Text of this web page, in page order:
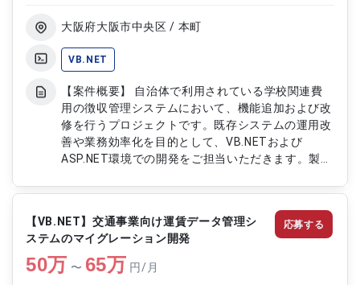
携確認および影響調査 ・不具合修正および改修対
記に付随する開発支援業務全般
大阪府大阪市中央区 / 本町
VB.NET
【案件概要】 自治体で利用されている学校関連費
用の徴収管理システムにおいて、機能追加および改
修を行うプロジェクトです。既存システムの運用改
善や業務効率化を目的として、VB.NETおよび
ASP.NET環境での開発をご担当いただきます。製造
発業務に携わり、システムの品質向上と安定稼働を
金管理システムの機能追加および改修 ・詳細設計
書に基づくプログラム製造 ・VB.NETおよび
ASP.NETを用いたアプリケーション開発 ・SQL
Serverを利用したデータ処理およびデータベース対
【VB.NET】交通事業向け運賃データ管理シ
ステムのマイグレーション開発
50万 〜 65万 円/月
応募する